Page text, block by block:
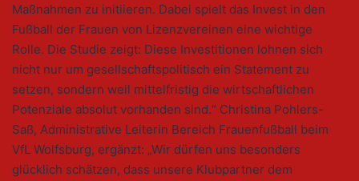
Maßnahmen zu initiieren. Dabei spielt das Invest in den
Fußball der Frauen von Lizenzvereinen eine wichtige
Rolle. Die Studie zeigt: Diese Investitionen lohnen sich
nicht nur um gesellschaftspolitisch ein Statement zu
setzen, sondern weil mittelfristig die wirtschaftlichen
Potenziale absolut vorhanden sind.“ Christina Pohlers-
Saß, Administrative Leiterin Bereich Frauenfußball beim
VfL Wolfsburg, ergänzt: „Wir dürfen uns besonders
glücklich schätzen, dass unsere Klubpartner dem